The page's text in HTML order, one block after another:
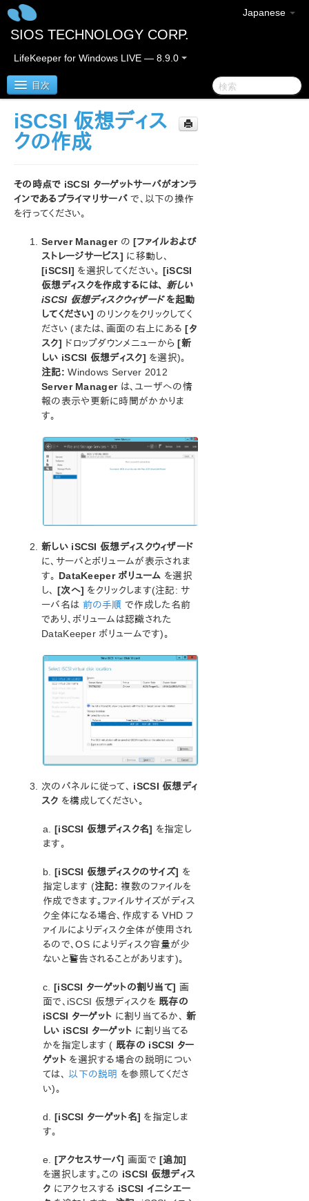
Japanese
SIOS TECHNOLOGY CORP.
LifeKeeper for Windows LIVE — 8.9.0
目次
LifeKeeper for Windows
LifeKeeper for Windows クイックスタートガイド
について
LifeKeeper for Windows インストレーションガイド
LifeKeeper for Windows テクニカルドキュメンテーショ
ン
LifeKeeper for Windowsについて
構成
LifeKeeper for Windowsの管理の概要
ユーザガイド
DataKeeper
DataKeeper の管理
ユーザガイド
ミラーの操作
共有ボリュームの操作
Windows Server 2012 上での Microsoft iSCSI タ
ーゲットと DataKeeper の使用
iSCSI ターゲットのインストール
ミラーの作成とクラスタの構成
Windows 2012 での iSCSI イニシエータの設
定
DataKeeper Notification Icon
AWS エフェメラルストレージ上の DataKeeper イン
テントログ
How to Replace a LifeKeeper-W Node
SIOS DataKeeper Standard Edition を使用して
Hyper-V 仮想マシンのディザスタリカバリを行う
よくある質問
トラブルシューティング
アプリケーションリカバリーキット
LifeKeeper for Windowsサポートマトリックス
LifeKeeper Single Server Protection for Windows
LifeKeeper Single Server Protection for Windows
テクニカルドキュメンテーション
プロダクトライフサイクル
PDFでダウンロード
iSCSI 仮想ディス
クの作成
その時点で iSCSI ターゲットサーバがオンラ
インであるプライマリサーバで、以下の操作
を行ってください。
Server Managerの[ファイルおよび
ストレージサービス] に移動し、
[iSCSI] を選択してください。 [iSCSI
仮想ディスクを作成するには、 新しい
iSCSI 仮想ディスクウィザードを起動
してください] のリンクをクリックしてく
ださい (または、画面の右上にある[タ
スク] ドロップダウンメニューから[新
しい iSCSI 仮想ディスク] を選択)。
注記: Windows Server 2012
Server Managerは、ユーザへの情
報の表示や更新に時間がかかりま
す。
新しい iSCSI 仮想ディスクウィザード
に、サーバとボリュームが表示されま
す。 DataKeeper ボリューム を選択
し、 [次へ] をクリックします(注記: サ
ーバ名は 前の手順 で作成した名前
であり、ボリュームは認識された
DataKeeper ボリュームです)。
次のパネルに従って、 iSCSI 仮想ディ
スク を構成してください。
a. [iSCSI 仮想ディスク名] を指定し
ます。
b. [iSCSI 仮想ディスクのサイズ] を
指定します (注記: 複数のファイルを
作成できます。ファイルサイズがディス
ク全体になる場合、作成する VHD フ
ァイルによりディスク全体が使用され
るので、OS によりディスク容量が少
ないと警告されることがあります)。
c. [iSCSI ターゲットの割り当て] 画
面で、iSCSI 仮想ディスクを既存の
iSCSI ターゲット に割り当てるか、新
しい iSCSI ターゲット に割り当てる
かを指定します (既存の iSCSI ター
ゲットを選択する場合の説明につい
ては、 以下の説明 を参照してくださ
い)。
d. [iSCSI ターゲット名] を指定しま
す。
e. [アクセスサーバ] 画面で[追加]
を選択します。この iSCSI 仮想ディス
ク にアクセスする iSCSI イニシエー